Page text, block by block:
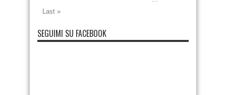
Last »
SEGUIMI SU FACEBOOK